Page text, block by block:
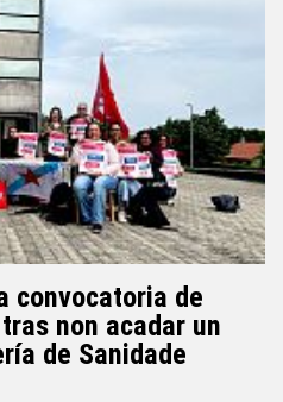
convocatoria de
non acadar un
de Sanidade